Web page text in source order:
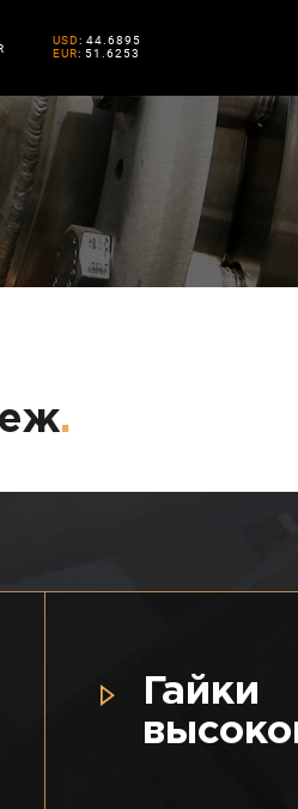
USD: 44.6895
EUR: 51.6253
.
Гайки